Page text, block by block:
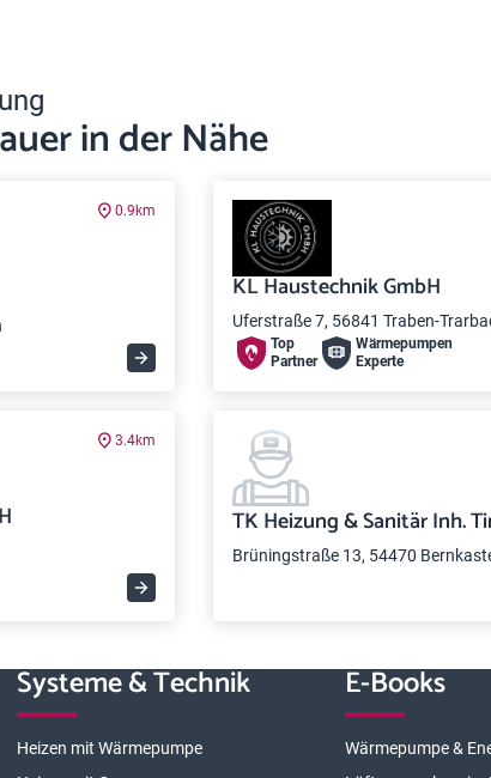
in der Nähe
0.9km
KL Haustechnik GmbH
Uferstraße 7, 56841 Traben-
Top
Partner
Wärme­pumpen
Experte
3.4km
TK Heizung & Sanitär Inh.
Brüningstraße 13, 54470
Systeme & Technik
Heizen mit Wärmepumpe
E-Books
Wärmepumpe &